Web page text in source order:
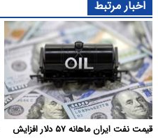
اخبار مرتبط
قیمت نفت ایران ماهانه ۵۷ دلار افزایش